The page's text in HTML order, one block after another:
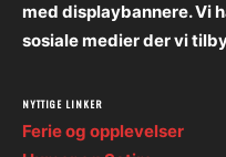
med displaybannere. Vi
sosiale medier der vi
NYTTIGE LINKER
Ferie og opplevelser